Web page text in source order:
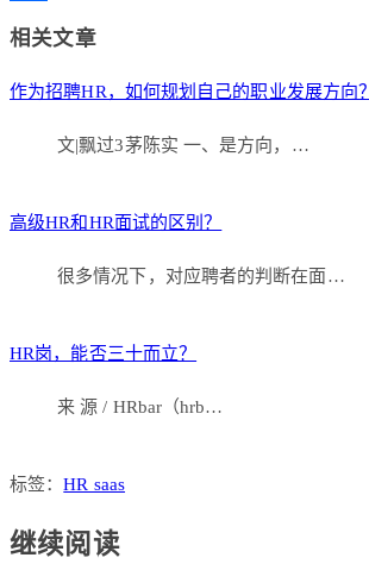
相关文章
作为招聘HR，如何规划自己的职业发展方向？
文|飘过3茅陈实 一、是方向，…
高级HR和HR面试的区别？
很多情况下，对应聘者的判断在面…
HR岗，能否三十而立？
来 源 / HRbar（hrb…
标签：HR saas
继续阅读